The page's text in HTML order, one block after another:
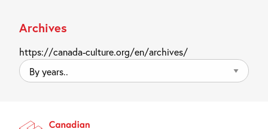
Archives
https://canada-culture.org/en/archives/
By
years..